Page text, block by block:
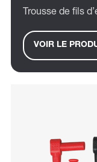
Trousse de fils
VOIR LE